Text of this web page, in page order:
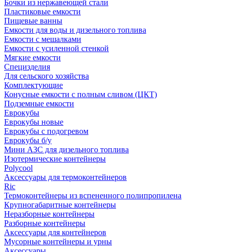
Бочки из нержавеющей стали
Пластиковые емкости
Пищевые ванны
Емкости для воды и дизельного топлива
Емкости с мешалками
Емкости с усиленной стенкой
Мягкие емкости
Специзделия
Для сельского хозяйства
Комплектующие
Конусные емкости с полным сливом (ЦКТ)
Подземные емкости
Еврокубы
Еврокубы новые
Еврокубы с подогревом
Еврокубы б/у
Мини АЗС для дизельного топлива
Изотермические контейнеры
Polycool
Аксессуары для термоконтейнеров
Ric
Термоконтейнеры из вспененного полипропилена
Крупногабаритные контейнеры
Неразборные контейнеры
Разборные контейнеры
Аксессуары для контейнеров
Мусорные контейнеры и урны